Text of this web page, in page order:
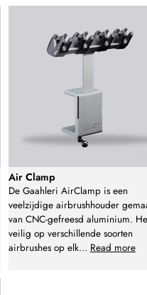
Air Clamp
De Gaahleri AirClamp is een
veelzijdige airbrushhouder
van CNC-gefreesd aluminium.
veilig op verschillende soorten
airbrushes op elk... Read more